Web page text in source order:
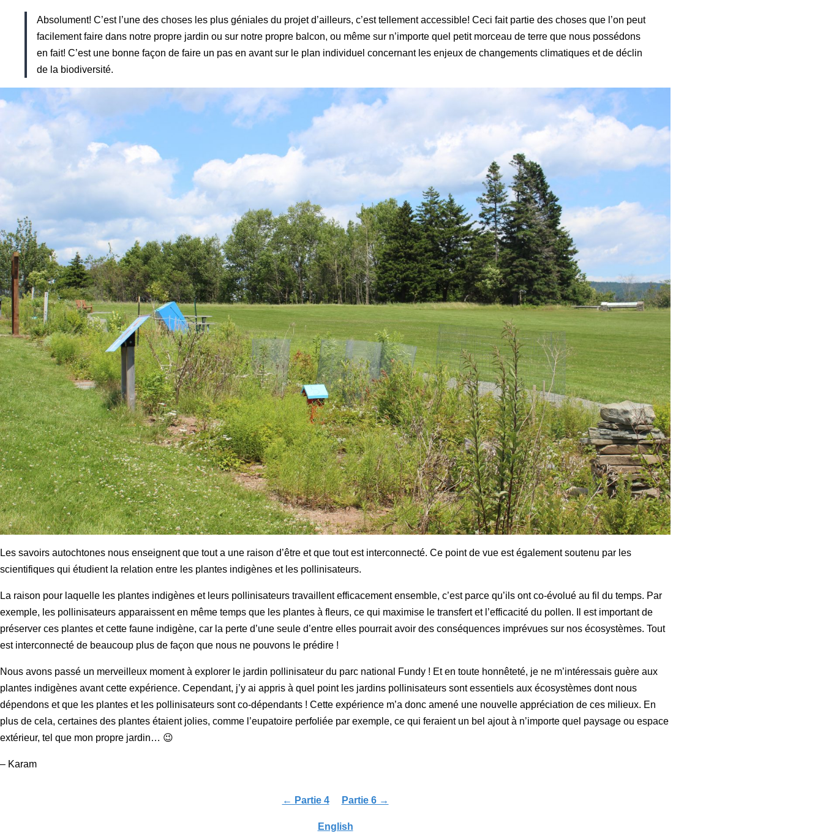
Absolument! C’est l’une des choses les plus géniales du projet d’ailleurs, c’est tellementaccessible! Ceci fait partie des choses que l’on peut
facilement faire dans notre propre jardin ou sur notre propre balcon, ou même sur n’importe quel petit morceau de terre que nous possédons
en fait! C’est une bonne façon de faire un pas en avant sur le plan individuel concernant les enjeux de changements climatiques et de déclin
de la biodiversité.
Les savoirs autochtones nous enseignent que tout a une raison d’être et que tout est interconnecté. Ce point de vue est également soutenu par les
scientifiques qui étudient la relation entre les plantes indigènes et les pollinisateurs.
La raison pour laquelle les plantes indigènes et leurs pollinisateurs travaillent efficacement ensemble, c’est parce qu’ils ont co-évolué au fil du temps. Par
exemple, les pollinisateurs apparaissent en même temps que les plantes à fleurs, ce qui maximise le transfert et l’efficacité du pollen. Il est important de
préserver ces plantes et cette faune indigène, car la perte d’une seule d’entre elles pourrait avoir des conséquences imprévues sur nos écosystèmes. Tout
est interconnecté de beaucoup plus de façon que nous ne pouvons le prédire !
Nous avons passé un merveilleux moment à explorer le jardin pollinisateur du parc national Fundy ! Et en toute honnêteté, je ne m’intéressais guère aux
plantes indigènes avant cette expérience. Cependant, j’y ai appris à quel point les jardins pollinisateurs sont essentiels aux écosystèmes dont nous
dépendons et que les plantes et les pollinisateurs sont co-dépendants ! Cette expérience m’a donc amené une nouvelle appréciation de ces milieux. En
plus de cela, certaines des plantes étaient jolies, comme l’eupatoire perfoliée par exemple, ce qui feraient un bel ajout à n’importe quel paysage ou espace
extérieur, tel que mon propre jardin… 😉
– Karam
← Partie 4 Partie 6 →
English